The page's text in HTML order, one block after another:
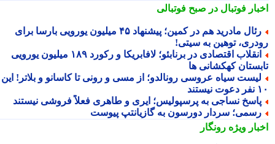
فوتبال در صبح فوتبالی
رئال مادرید هم در کمین؛ پیشنهاد ۴۵ میلیون یورویی بارسا برای
توهین به سیتی!
انقلاب اقتصادی در برنابئو؛ لافابریکا و رکورد ۱۸۹ میلیون یورویی
کهکشانی ها
سیاه عروسی رونالدو؛ از مسی و رونی تا کاسانو و بلاتر! این
نساجی به پرسپولیس؛ ایری و طاهری فعلاً فروشی نیستند
سردار دورسون به گازیانتپ پیوست
ویژهرونگار